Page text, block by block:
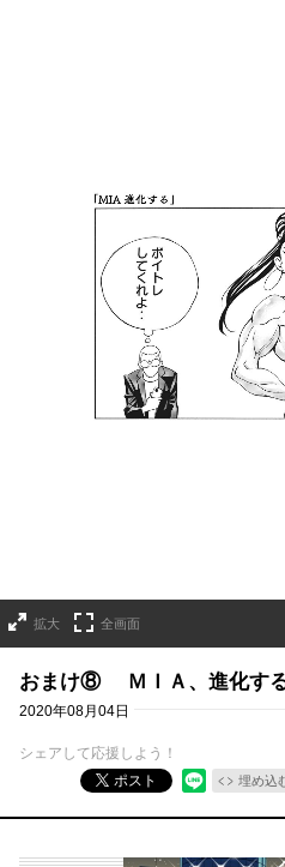
拡大 全画面
おまけ⑧ ＭＩＡ、進化す
2020年08月04日
シェアして応援しよう！
ポスト
埋め込